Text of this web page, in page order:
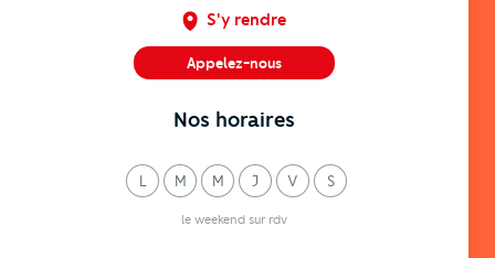
S'y rendre
Appelez-nous
Nos horaires
L
undi
M
ardi
M
ercredi
J
eudi
V
endredi
S
amedi
le weekend sur rdv